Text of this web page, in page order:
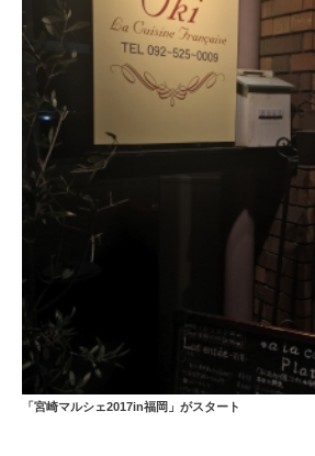
「宮崎マルシェ2017in福岡」がスタート